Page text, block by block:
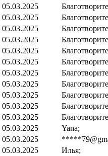
05.03.2025
05.03.2025
05.03.2025
05.03.2025
05.03.2025
05.03.2025
05.03.2025
05.03.2025
05.03.2025
05.03.2025
05.03.2025
05.03.2025
Yana;
05.03.2025
05.03.2025
Илья;